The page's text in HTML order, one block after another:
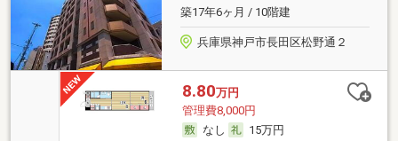
築17年6ヶ月 / 10階建
兵庫県神戸市長田区松野通２
8.80万円
管理費8,000円
なし
15万円